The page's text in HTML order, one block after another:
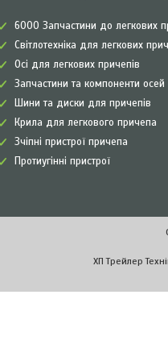
6000 Запчастини до легкових
Світлотехніка для легкових
Осі для легкових причепів
Запчастини та компоненти осей
Шини та диски для причепів
Крила для легкового причепа
Зчіпні пристрої причепа
Протиугінні пристрої